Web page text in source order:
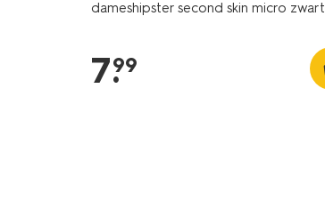
dameshipster second skin micro zwart
7.
99